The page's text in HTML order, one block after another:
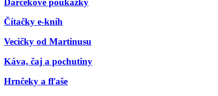
Darčekové poukážky
Čítačky e-kníh
Vecičky od Martinusu
Káva, čaj a pochutiny
Hrnčeky a fľaše